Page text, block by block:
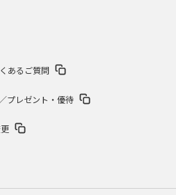
あるご質問
プレゼント・優待